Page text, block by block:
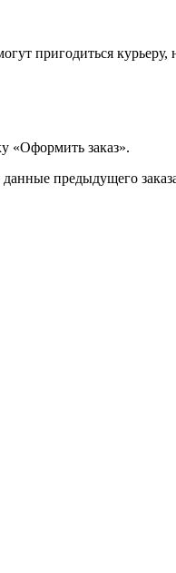
пригодиться
«Оформить заказ».
предыдущего